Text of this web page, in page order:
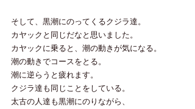
そして、黒潮にのってくるクジラ達。
カヤックと同じだなと思いました。
カヤックに乗ると、潮の動きが気になる。
潮の動きでコースをとる。
潮に逆らうと疲れます。
クジラ達も同じことをしている。
太古の人達も黒潮にのりながら、